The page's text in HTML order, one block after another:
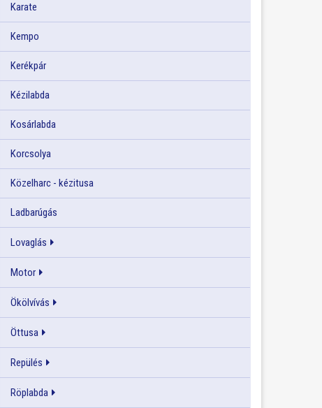
Karate
Kempo
Kerékpár
Kézilabda
Kosárlabda
Korcsolya
Közelharc - kézitusa
Ladbarúgás
Lovaglás
Motor
Ökölvívás
Öttusa
Repülés
Röplabda